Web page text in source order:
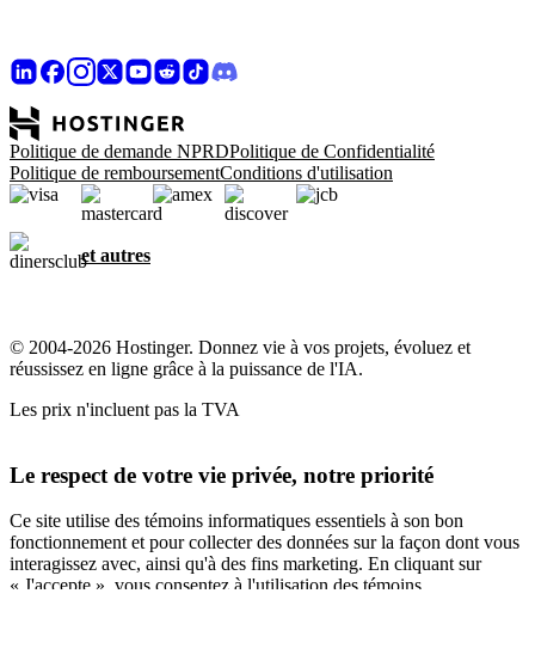
Politique de demande NPRDPolitique de Confidentialité
Politique de remboursementConditions d'utilisation
et autres
© 2004-2026 Hostinger. Donnez vie à vos projets, évoluez et
réussissez en ligne grâce à la puissance de l'IA.
Les prix n'incluent pas la TVA
Le respect de votre vie privée, notre priorité
Ce site utilise des témoins informatiques essentiels à son bon
fonctionnement et pour collecter des données sur la façon dont vous
interagissez avec, ainsi qu'à des fins marketing. En cliquant sur
« J'accepte », vous consentez à l'utilisation des témoins